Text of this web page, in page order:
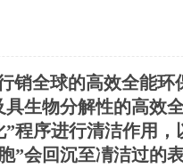
销全球的高效全能
生物分解性的高效
程序进行清洁作用
”会回沉至凊洁过的表